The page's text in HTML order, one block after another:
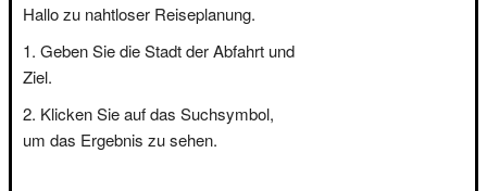
Hallo zu nahtloser Reiseplanung.
Geben Sie die Stadt der Abfahrt und
Ziel.
Klicken Sie auf das Suchsymbol,
um das Ergebnis zu sehen.